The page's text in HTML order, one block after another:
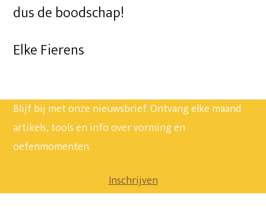
dus de boodschap!
Elke Fierens
Blijf bij met onze nieuwsbrief. Ontvang elke maand
artikels, tools en info over vorming en
oefenmomenten.
Inschrijven